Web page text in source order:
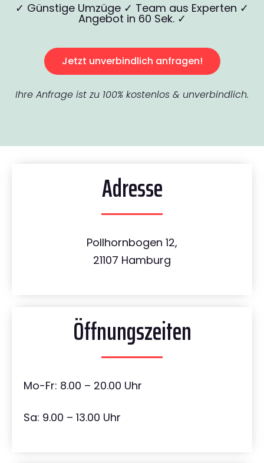
✓ Günstige Umzüge ✓ Team aus Experten ✓
Angebot in 60 Sek. ✓
Jetzt unverbindlich anfragen!
Ihre Anfrage ist zu 100% kostenlos & unverbindlich.
Adresse
Pollhornbogen 12,
21107 Hamburg
Öffnungszeiten
Mo-Fr: 8.00 – 20.00 Uhr
Sa: 9.00 – 13.00 Uhr